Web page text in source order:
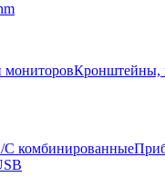
мониторовКронштейны,
комбинированные